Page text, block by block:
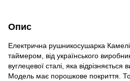
Опис
Електрична рушникосушарка
таймером, від українського
вуглецевої сталі, яка відрізняється
Модель має порошкове покриття.